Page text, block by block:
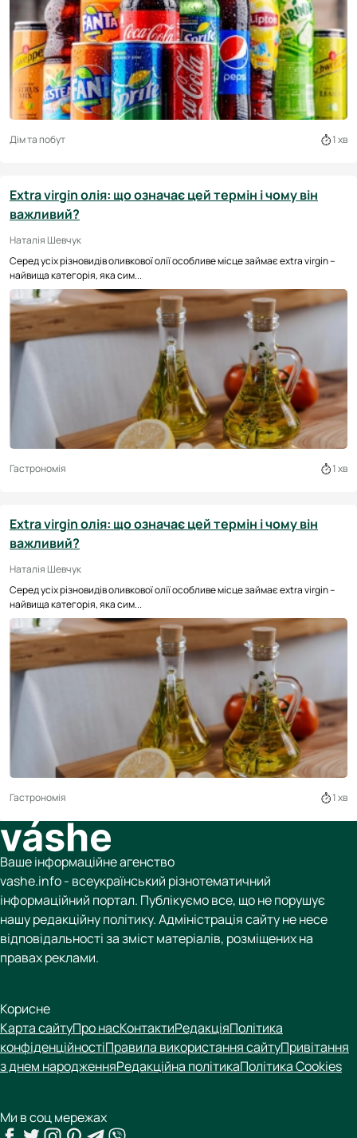
Дім та побут 1 хв
Extra virgin олія: що означає цей термін і чому він
важливий?
Наталія Шевчук
Серед усіх різновидів оливкової олії особливе місце займає extra virgin –
найвища категорія, яка сим...
Гастрономія 1 хв
Extra virgin олія: що означає цей термін і чому він
важливий?
Наталія Шевчук
Серед усіх різновидів оливкової олії особливе місце займає extra virgin –
найвища категорія, яка сим...
Гастрономія 1 хв
Ваше інформаційне агенство
vashe.info - всеукраїнський різнотематичний
інформаційний портал. Публікуємо все, що не порушує
нашу редакційну політику. Адміністрація сайту не несе
відповідальності за зміст матеріалів, розміщених на
правах реклами.
Корисне
Карта сайтуПро насКонтактиРедакціяПолітика
конфіденційностіПравила використання сайтуПривітання
з днем народженняРедакційна політикаПолітика Cookies
Ми в соц мережах